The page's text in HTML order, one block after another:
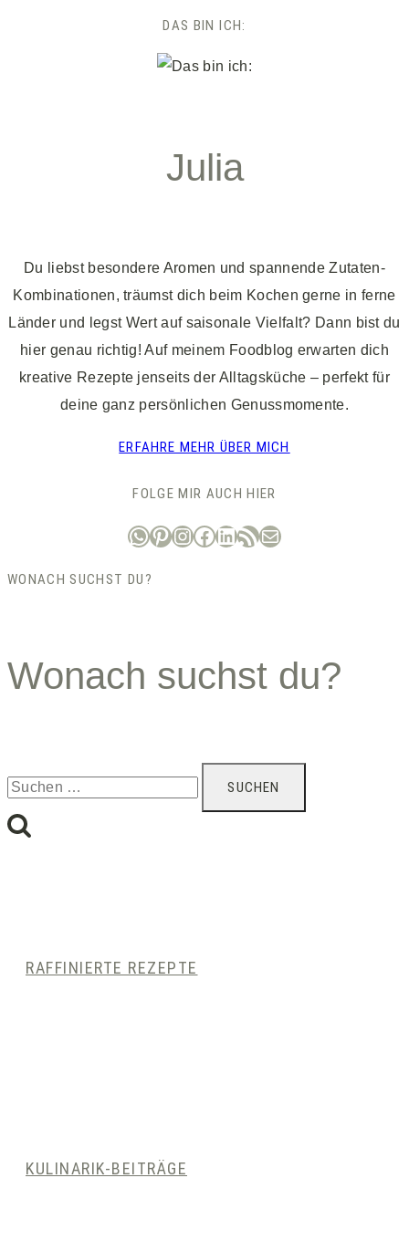
DAS BIN ICH:
Julia
Du liebst besondere Aromen und spannende Zutaten-
Kombinationen, träumst dich beim Kochen gerne in ferne
Länder und legst Wert auf saisonale Vielfalt? Dann bist du
hier genau richtig! Auf meinem Foodblog erwarten dich
kreative Rezepte jenseits der Alltagsküche – perfekt für
deine ganz persönlichen Genussmomente.
ERFAHRE MEHR ÜBER MICH
FOLGE MIR AUCH HIER
WhatsApp
Pinterest
Instagram
Facebook
LinkedIn
RSS-Feed
E-Mail
WONACH SUCHST DU?
Wonach suchst du?
Suchen
nach:
RAFFINIERTE REZEPTE
KULINARIK-BEITRÄGE